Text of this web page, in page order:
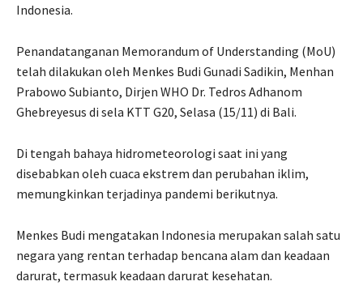
Indonesia.
Penandatanganan Memorandum of Understanding (MoU)
telah dilakukan oleh Menkes Budi Gunadi Sadikin, Menhan
Prabowo Subianto, Dirjen WHO Dr. Tedros Adhanom
Ghebreyesus di sela KTT G20, Selasa (15/11) di Bali.
Di tengah bahaya hidrometeorologi saat ini yang
disebabkan oleh cuaca ekstrem dan perubahan iklim,
memungkinkan terjadinya pandemi berikutnya.
Menkes Budi mengatakan Indonesia merupakan salah satu
negara yang rentan terhadap bencana alam dan keadaan
darurat, termasuk keadaan darurat kesehatan.